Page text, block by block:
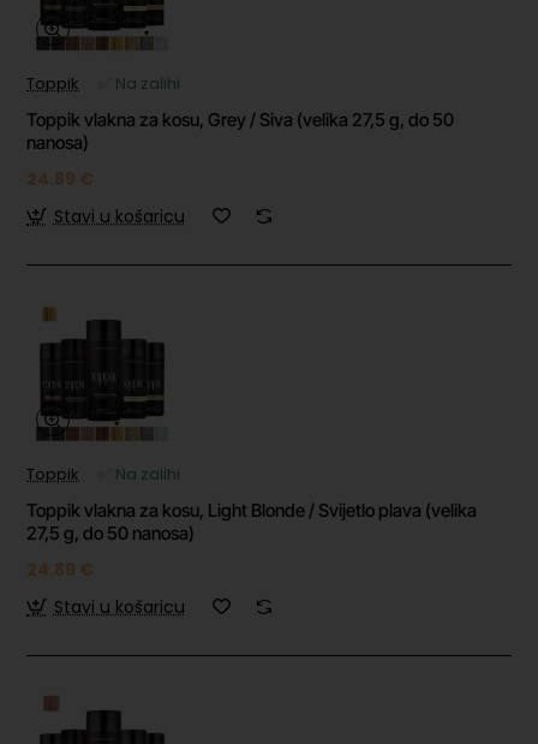
Toppik
✅ Na zalihi
Toppik vlakna za kosu, Grey / Siva (velika 27,5 g, do 50
nanosa)
24.89 €
Stavi u košaricu
Toppik
✅ Na zalihi
Toppik vlakna za kosu, Light Blonde / Svijetlo plava (velika
27,5 g, do 50 nanosa)
24.89 €
Stavi u košaricu